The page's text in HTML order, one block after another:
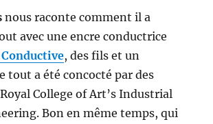
nous raconte comment il a
avec une encre conductrice
, des fils et un
tout a été concocté par des
Royal College of Art’s Industrial
Bon en même temps, qui